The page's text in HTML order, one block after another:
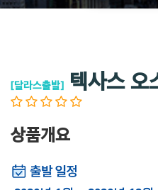
[달라스출발] 텍사스 오
상품개요